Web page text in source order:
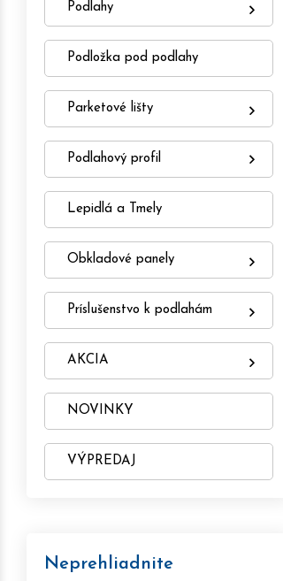
Podlahy
Podložka pod podlahy
Parketové lišty
Podlahový profil
Lepidlá a Tmely
Obkladové panely
Príslušenstvo k podlahám
AKCIA
NOVINKY
VÝPREDAJ
Neprehliadnite